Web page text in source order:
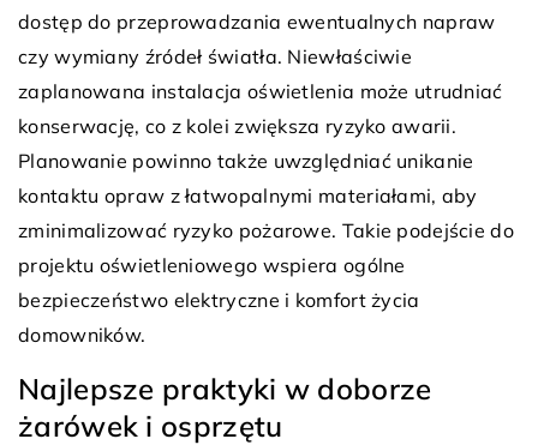
dostęp do przeprowadzania ewentualnych napraw
czy wymiany źródeł światła. Niewłaściwie
zaplanowana instalacja oświetlenia może utrudniać
konserwację, co z kolei zwiększa ryzyko awarii.
Planowanie powinno także uwzględniać unikanie
kontaktu opraw z łatwopalnymi materiałami, aby
zminimalizować ryzyko pożarowe. Takie podejście do
projektu oświetleniowego wspiera ogólne
bezpieczeństwo elektryczne i komfort życia
domowników.
Najlepsze praktyki w doborze
żarówek i osprzętu